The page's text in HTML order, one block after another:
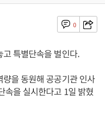
0
특별단속을 벌인다.
을 동원해 공공기관 인사
속을 실시한다고 1일 밝혔